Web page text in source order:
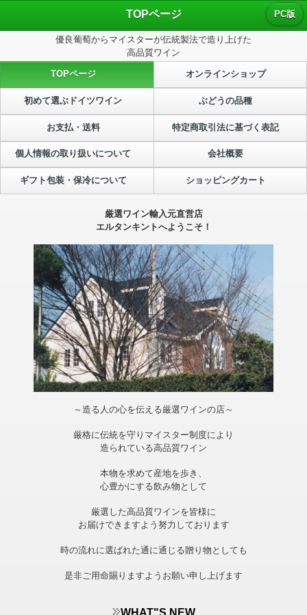
TOPページ PC版
優良葡萄からマイスターが伝統製法で造り上げた
高品質ワイン
TOPページ オンラインショップ
初めて選ぶドイツワイン ぶどうの品種
お支払・送料 特定商取引法に基づく表記
個人情報の取り扱いについて 会社概要
ギフト包装・保冷について ショッピングカート
厳選ワイン輸入元直営店
エルタンキントへようこそ！
～造る人の心を伝える厳選ワインの店～
厳格に伝統を守りマイスター制度により
造られている高品質ワイン
本物を求めて産地を歩き、
心豊かにする飲み物として
厳選した高品質ワインを皆様に
お届けできますよう努力しております
時の流れに選ばれた通に通じる贈り物としても
是非ご用命賜りますようお願い申し上げます